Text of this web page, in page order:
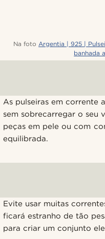
Na foto Argentia | 925 |
banhada
As pulseiras em corrente
sem sobrecarregar o seu
peças em pele ou com
equilibrada.
Evite usar muitas
ficará estranho de tão
para criar um conjunto